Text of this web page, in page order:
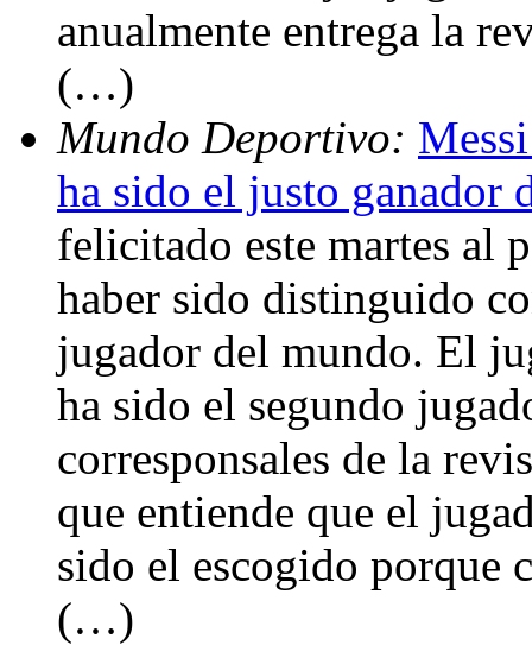
anualmente entrega la
(…)
Mundo Deportivo:
ha sido el justo ganador
felicitado este martes al
haber sido distinguido
jugador del mundo. El
ha sido el segundo
corresponsales de la
que entiende que el
sido el escogido porque
(…)